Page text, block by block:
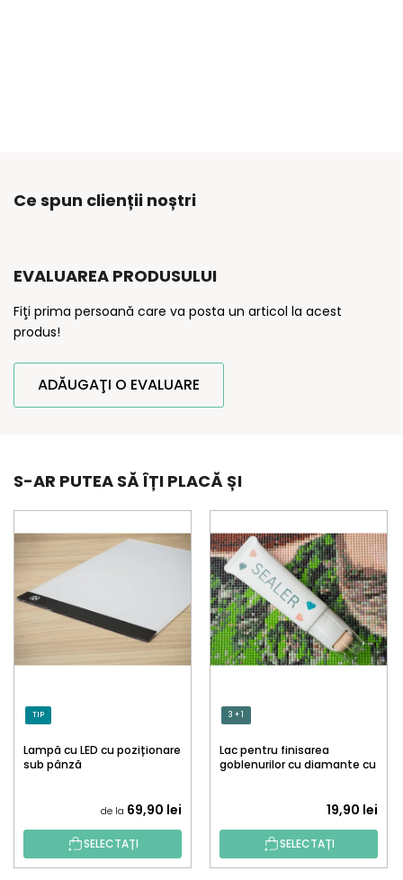
Ce spun clienții noștri
EVALUAREA PRODUSULUI
Fiţi prima persoană care va posta un articol la acest
produs!
ADĂUGAŢI O EVALUARE
S-AR PUTEA SĂ ÎȚI PLACĂ ȘI
TIP
Lampă cu LED cu poziționare
sub pânză
de la 69,90 lei
SELECTAȚI
3 + 1
Lac pentru finisarea
goblenurilor cu diamante cu
19,90 lei
SELECTAȚI